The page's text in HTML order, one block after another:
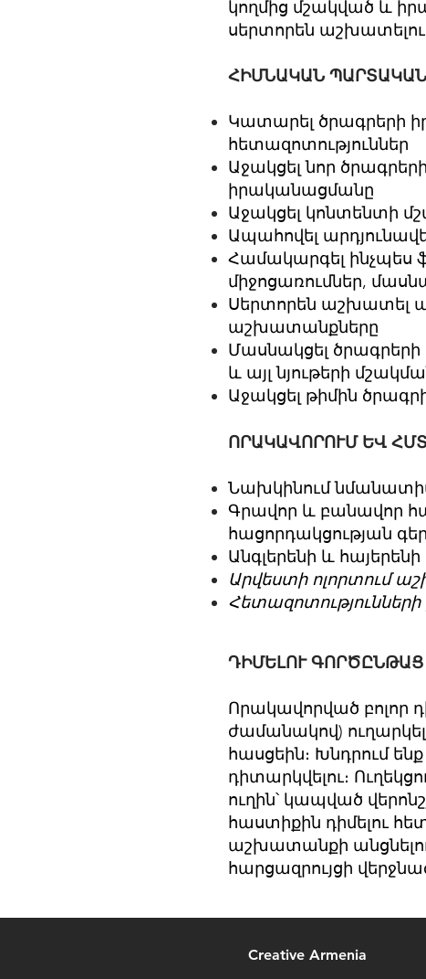
կողմից մշակված և
սերտորեն աշխատելու
ՀԻՄՆԱԿԱՆ
Կատարել ծրագրերի
հետազոտություններ
Աջակցել նոր
իրականացմանը
Աջակցել կոնտենտի
Ապահովել
Համակարգել ինչպես
միջոցառումներ,
Սերտորեն աշխատել
աշխատանքները
Մասնակցել
և այլ նյութերի
Աջակցել թիմին
ՈՐԱԿԱՎՈՐՈՒՄ ԵՎ
Նախկինում
Գրավոր և բանավոր
հացորդակցության
Անգլերենի և
Արվեստի ոլորտում
ԴԻՄԵԼՈՒ ԳՈՐԾԸՆԹԱՑ
Որակավորված բոլոր
ժամանակով)
հասցեին։ Խնդրում
դիտարկվելու։
ուղին՝ կապված
հաստիքին դիմելու
աշխատանքի
հարցազրույցի
Creative Armenia